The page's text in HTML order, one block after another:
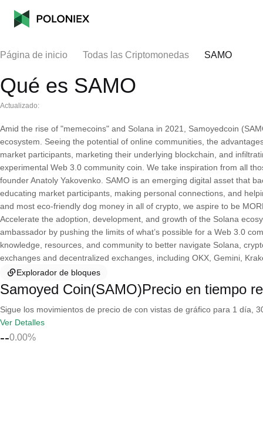
Página de inicio Todas las Criptomonedas SAMO
Qué es SAMO
Actualizado:
Amid the rise of "memecoins" and Solana in 2021, Samoyedcoin
ecosystem. Seeing the potential of online communities, the
market participants, marketing their underlying blockchain, and
experimental Web 3.0 community coin. We take inspiration from all
founder Anatoly Yakovenko. SAMO is an emerging digital asset that
educating market participants, making personal connections, and
and most eco-friendly dog money in all of crypto, we aspire to be
Accelerate the adoption, development, and growth of the Solana
ambassador by pushing the limits of what’s possible for a Web 3.0
knowledge, resources, and community to better navigate Solana,
exchanges and decentralized exchanges, including OKX, Gemini,
Explorador de bloques
Samoyed Coin(SAMO)Precio en tiempo
Sigue los movimientos de precio de con vistas de gráfico para 1 día,
Ver Detalles
--0.00%